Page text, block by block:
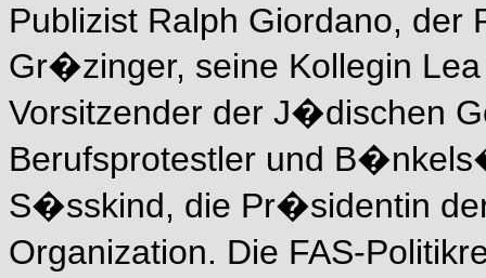
Publizist Ralph Giordano, der
Gr�zinger, seine Kollegin
Vorsitzender der J�dischen
Berufsprotestler und
S�sskind, die Pr�sidentin
Organization. Die FAS-